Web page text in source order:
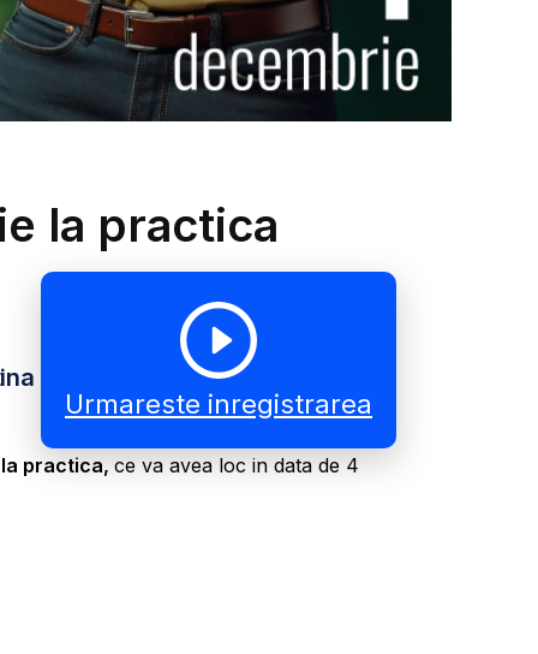
la practica
Urmareste inregistrarea
practica, ce va avea loc in data de 4